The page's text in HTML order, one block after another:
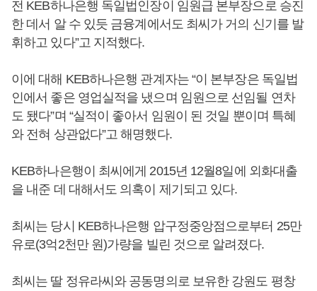
전 KEB하나은행 독일법인장이 임원급 본부장으로 승진
한 데서 알 수 있듯 금융계에서도 최씨가 거의 신기를 발
휘하고 있다”고 지적했다.
이에 대해 KEB하나은행 관계자는 “이 본부장은 독일법
인에서 좋은 영업실적을 냈으며 임원으로 선임될 연차
도 됐다”며 “실적이 좋아서 임원이 된 것일 뿐이며 특혜
와 전혀 상관없다”고 해명했다.
KEB하나은행이 최씨에게 2015년 12월8일에 외화대출
을 내준 데 대해서도 의혹이 제기되고 있다.
최씨는 당시 KEB하나은행 압구정중앙점으로부터 25만
유로(3억2천만 원)가량을 빌린 것으로 알려졌다.
최씨는 딸 정유라씨와 공동명의로 보유한 강원도 평창